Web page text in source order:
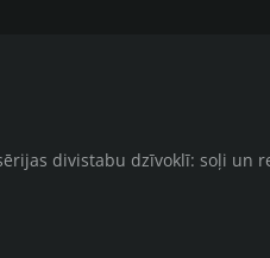
divistabu dzīvoklī: soļi un